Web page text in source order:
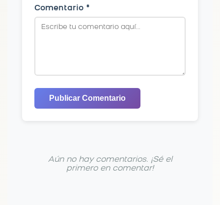
Comentario *
Publicar Comentario
Aún no hay comentarios. ¡Sé el
primero en comentar!